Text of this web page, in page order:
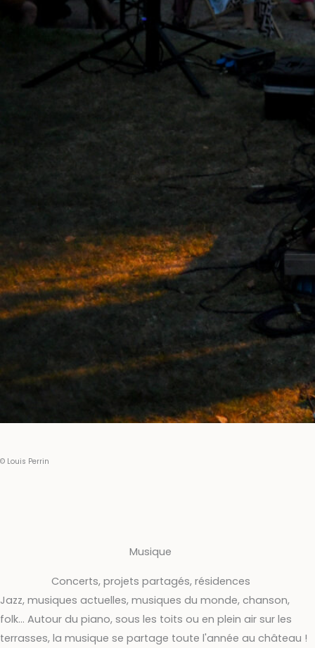
© Louis Perrin
Musique
Concerts, projets partagés, résidences
Jazz, musiques actuelles, musiques du monde, chanson,
folk... Autour du piano, sous les toits ou en plein air sur les
terrasses, la musique se partage toute l'année au château !